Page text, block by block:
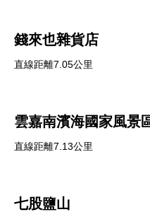
錢來也雜貨店
直線距離7.05公里
雲嘉南濱海國家風景
直線距離7.13公里
七股鹽山